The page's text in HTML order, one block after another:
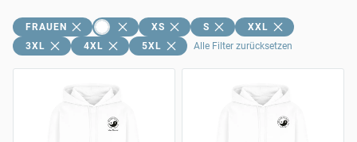
FRAUEN XS S
XXL
3XL
4XL 5XL Alle Filter zurücksetzen